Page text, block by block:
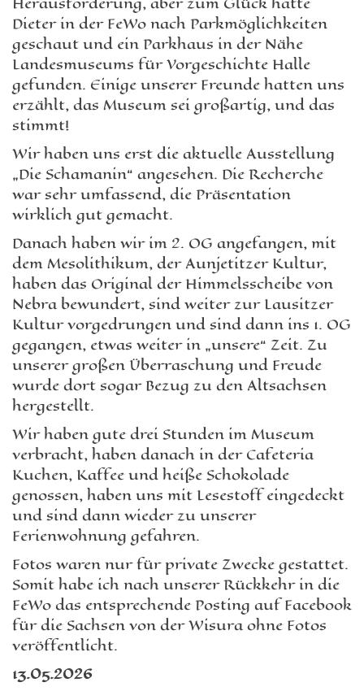
Dieter in der FeWo nach Parkmöglichkeiten
geschaut und ein Parkhaus in der Nähe
Landesmuseums für Vorgeschichte Halle
gefunden. Einige unserer Freunde hatten uns
erzählt, das Museum sei großartig, und das
stimmt!
Wir haben uns erst die aktuelle Ausstellung
„Die Schamanin“ angesehen. Die Recherche
war sehr umfassend, die Präsentation
wirklich gut gemacht.
Danach haben wir im 2. OG angefangen, mit
dem Mesolithikum, der Aunjetitzer Kultur,
haben das Original der Himmelsscheibe von
Nebra bewundert, sind weiter zur Lausitzer
Kultur vorgedrungen und sind dann ins 1. OG
gegangen, etwas weiter in „unsere“ Zeit. Zu
unserer großen Überraschung und Freude
wurde dort sogar Bezug zu den Altsachsen
hergestellt.
Wir haben gute drei Stunden im Museum
verbracht, haben danach in der Cafeteria
Kuchen, Kaffee und heiße Schokolade
genossen, haben uns mit Lesestoff eingedeckt
und sind dann wieder zu unserer
Ferienwohnung gefahren.
Fotos waren nur für private Zwecke gestattet.
Somit habe ich nach unserer Rückkehr in die
FeWo das entsprechende Posting auf Facebook
für die Sachsen von der Wisura ohne Fotos
veröffentlicht.
13.05.2026